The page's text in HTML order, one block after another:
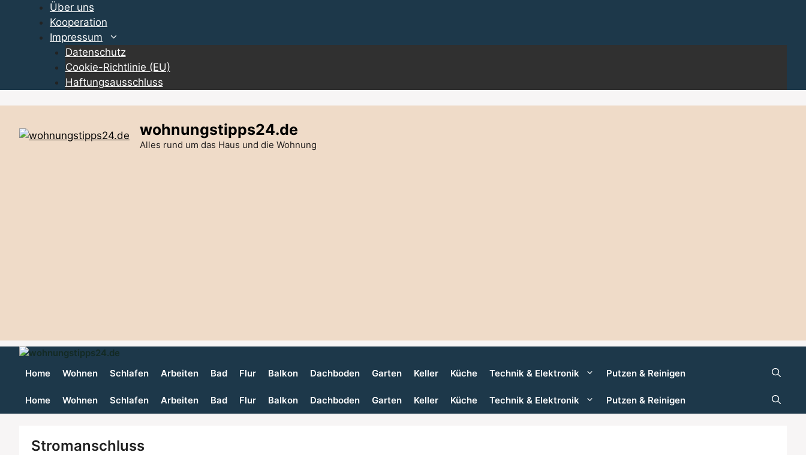
springen
Über uns
Kooperation
Impressum
Datenschutz
Cookie-Richtlinie (EU)
Haftungsausschluss
wohnungstipps24.de
Alles rund um das Haus und die Wohnung
Home Wohnen Schlafen Arbeiten Bad Flur Balkon Dachboden Garten Keller Küche Technik & Elektronik Putzen & Reinigen
Home Wohnen Schlafen Arbeiten Bad Flur Balkon Dachboden Garten Keller Küche Technik & Elektronik Putzen & Reinigen
Stromanschluss